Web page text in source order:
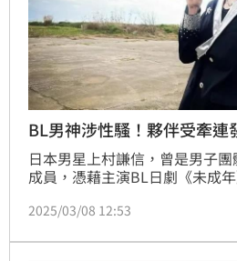
BL男神涉性騷！夥伴受牽連
日本男星上村謙信，曾是男子
成員，憑藉主演BL日劇《未成
遭逮捕，隨後經紀公司宣布與其
政，也連帶受到影響。對此本
2025/03/08 12:53